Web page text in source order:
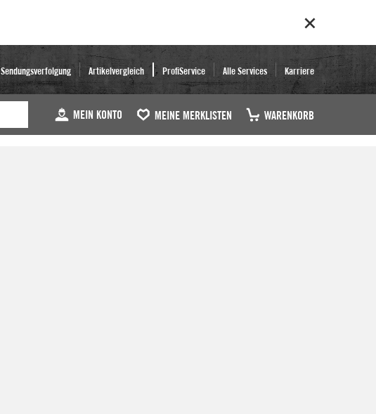
Sendungsverfolgung Artikelvergleich ProfiService Alle Services Karriere
MEIN KONTO MEINE MERKLISTEN WARENKORB